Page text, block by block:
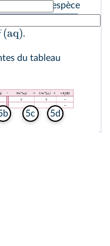
, et l'espèce
(aq).
du tableau
5c 5d